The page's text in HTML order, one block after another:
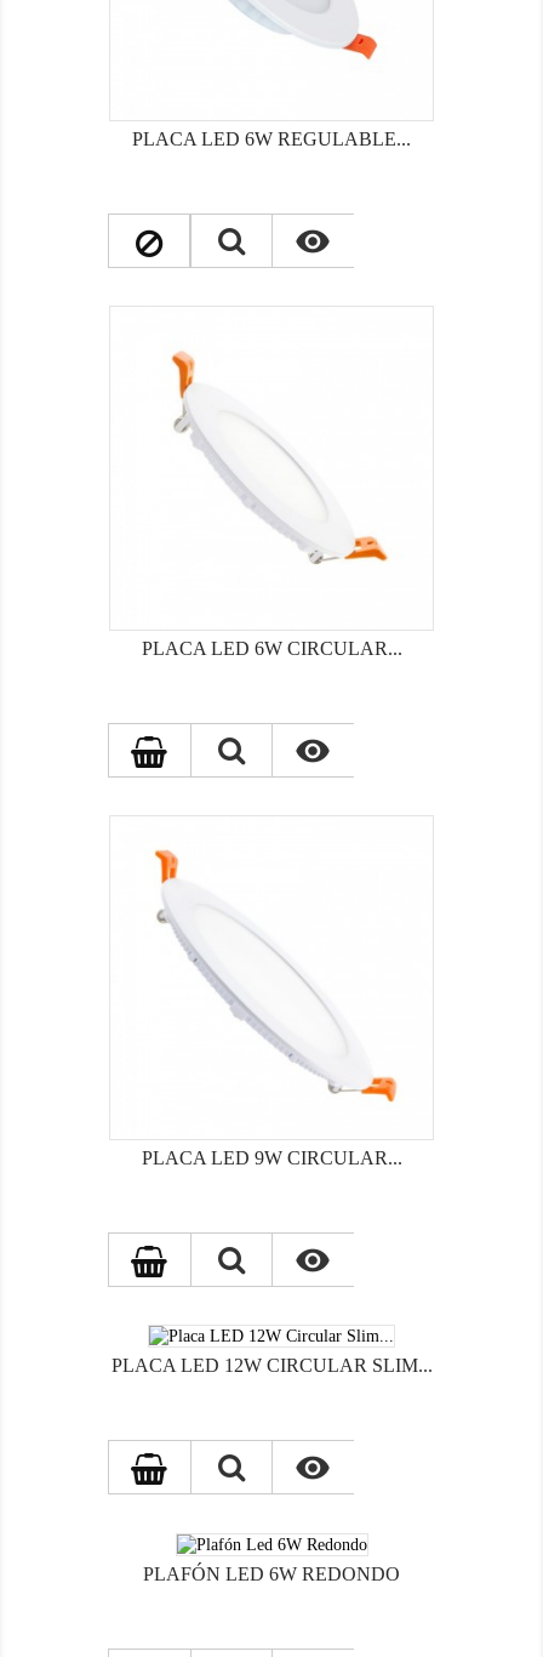
PLACA LED 6W REGULABLE...

PLACA LED 6W CIRCULAR...

PLACA LED 9W CIRCULAR...

PLACA LED 12W CIRCULAR SLIM...

PLAFÓN LED 6W REDONDO